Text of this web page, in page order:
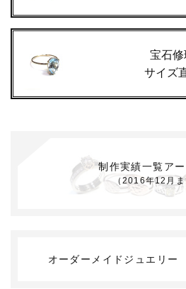
宝石修
サイズ
制作実績一覧ア
（2016年12月ま
オーダーメイドジュエリー